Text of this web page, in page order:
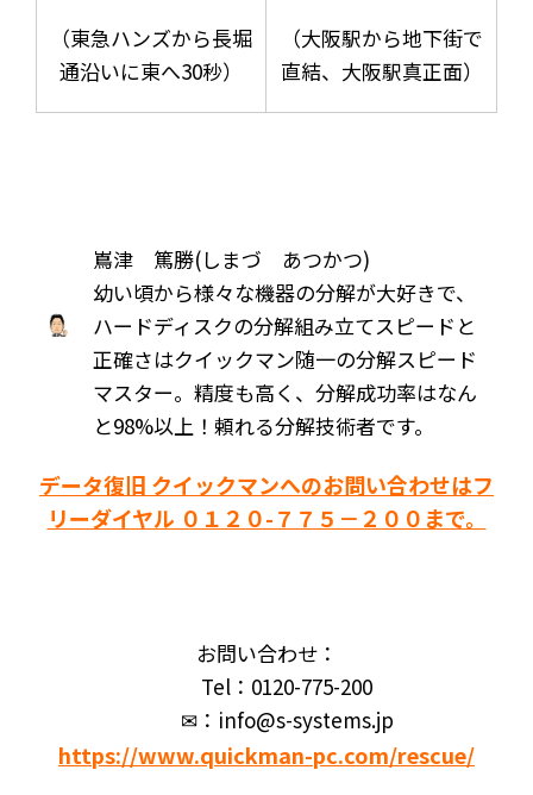
（東急ハンズから長堀
通沿いに東へ30秒）
（大阪駅から地下街で
直結、大阪駅真正面）
嶌津 篤勝(しまづ あつかつ)
幼い頃から様々な機器の分解が大好きで、
ハードディスクの分解組み立てスピードと
正確さはクイックマン随一の分解スピード
マスター。精度も高く、分解成功率はなん
と98%以上！頼れる分解技術者です。
データ復旧 クイックマンへのお問い合わせはフ
リーダイヤル ０１２０-７７５－２００まで。
お問い合わせ：
Tel：0120-775-200
✉：info@s-systems.jp
https://www.quickman-pc.com/rescue/